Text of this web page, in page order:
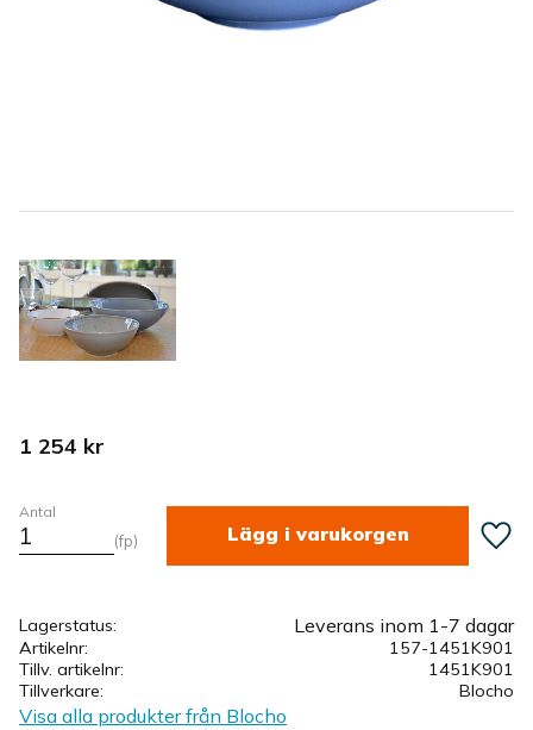
1 254 kr
Antal
fp Lägg
Lagerstatus Leverans inom 1-7 dagar
Artikelnr
157-1451K901
Tillv. artikelnr
1451K901
Tillverkare
Blocho
Visa alla produkter från Blocho